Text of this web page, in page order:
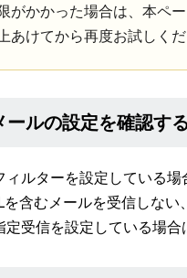
がかかった場合は、本ペ
あけてから再度お試しくだ
ールの設定を確認す
ィルターを設定している場
を含むメールを受信しな
定受信を設定している場